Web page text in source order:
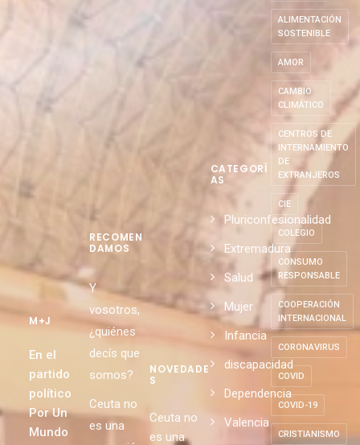
M+J
En el
partido
político
Por Un
Mundo
RECOMEN
DAMOS
Y
vosotros,
¿quiénes
decís que
somos?
Ceuta no
es una
NOVEDADE
S
Ceuta no
es una
CATEGORÍ
AS
Pluriconfesionalidad
Extremadura
Salud
Mujer
Infancia
discapacidad
Dependencia
Valencia
ALIMENTACIÓN
SOSTENIBLE
AMOR
CAMBIO
CLIMÁTICO
CENTROS DE
INTERNAMIENTO
DE
EXTRANJEROS
CIE
COLEGIO
CONSUMO
RESPONSABLE
COOPERACIÓN
INTERNACIONAL
CORONAVIRUS
COVID
COVID-19
CRISTIANISMO